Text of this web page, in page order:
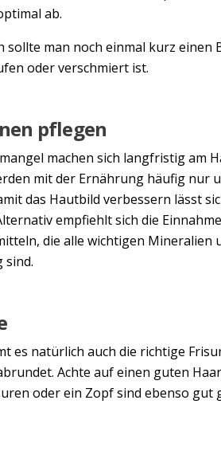
ab.
sollte man noch einmal kurz einen
oder verschmiert ist.
pflegen
machen sich langfristig am
mit der Ernährung häufig nur
das Hautbild verbessern lässt
empfiehlt sich die
die alle wichtigen Mineralien
sind.
es natürlich auch die richtige
Achte auf einen guten
oder ein Zopf sind ebenso gut